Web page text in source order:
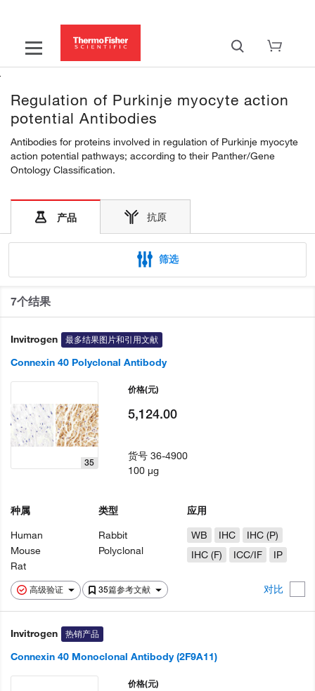
Regulation of Purkinje myocyte action
potential Antibodies
Antibodies for proteins involved in regulation of Purkinje myocyte
action potential pathways; according to their Panther/Gene
Ontology Classification.
产品 抗原
筛选
7个结果
Invitrogen 最多结果图片和引用文献
Connexin 40 Polyclonal Antibody
高级验证 35篇参考文献 对比
35
种属
Human
Mouse
Rat
类型
Rabbit
Polyclonal
应用
WB
IHC
IHC (P)
IHC (F)
ICC/IF IP
价格(元)
5,124.00
货号36-4900
100 µg
Invitrogen 热销产品
Connexin 40 Monoclonal Antibody (2F9A11)
价格(元)